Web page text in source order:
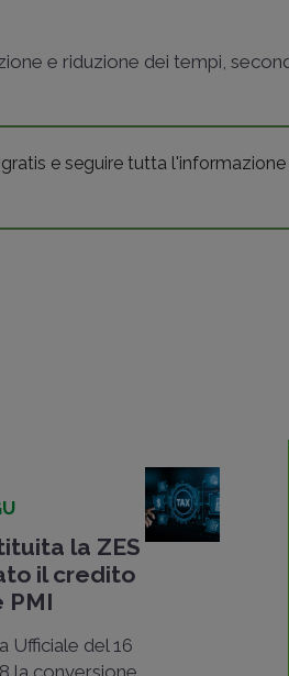
e riduzione dei tempi,
e seguire tutta l'informazione
la ZES
il credito
PMI
Ufficiale del 16
la conversione